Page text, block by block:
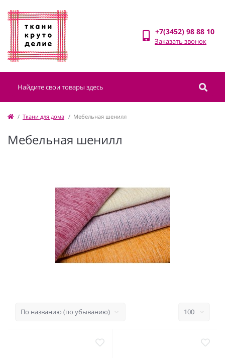
+7(3452) 98 88 10
Заказать звонок
Ткани для дома Мебельная шенилл
Мебельная шенилл